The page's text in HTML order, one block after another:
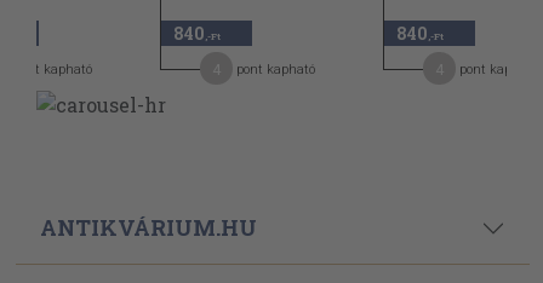
pont kapható
840 ,-Ft
pont kapható
840 ,-Ft
pont kapható
ANTIKVÁRIUM.HU